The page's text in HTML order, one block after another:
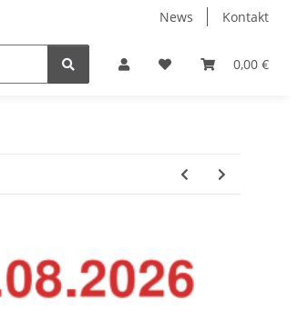
News Kontakt
0,00 €
Belüftung & Entlüftung